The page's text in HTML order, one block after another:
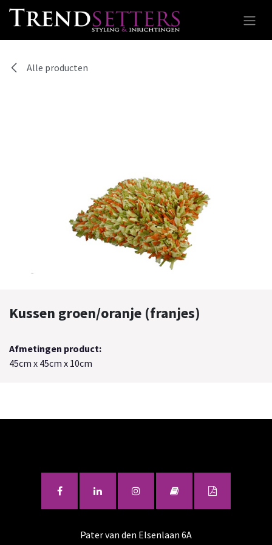
Overslaan naar inhoud
Alle producten
Kussen groen/oranje (franjes)
Afmetingen product:
45cm x 45cm x 10cm
Pater van den Elsenlaan 6A